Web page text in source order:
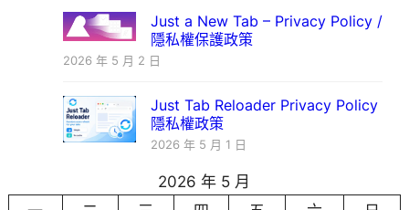
Just a New Tab – Privacy Policy /
隱私權保護政策
2026 年 5 月 2 日
Just Tab Reloader Privacy Policy
隱私權政策
2026 年 5 月 1 日
2026 年 5 月